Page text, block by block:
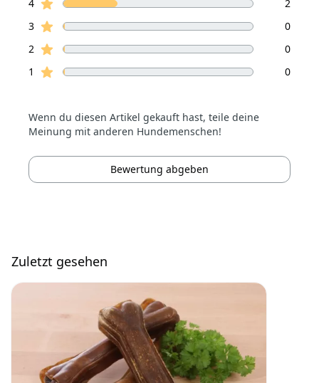
4
2
3Sterne Bewertungen
0
2 Sterne Bewertungen
0
1
Sterne Bewertungen 0
Wenn du diesen Artikel gekauft hast, teile deine
Meinung mit anderen Hundemenschen!
Bewertung abgeben
Zuletzt gesehen